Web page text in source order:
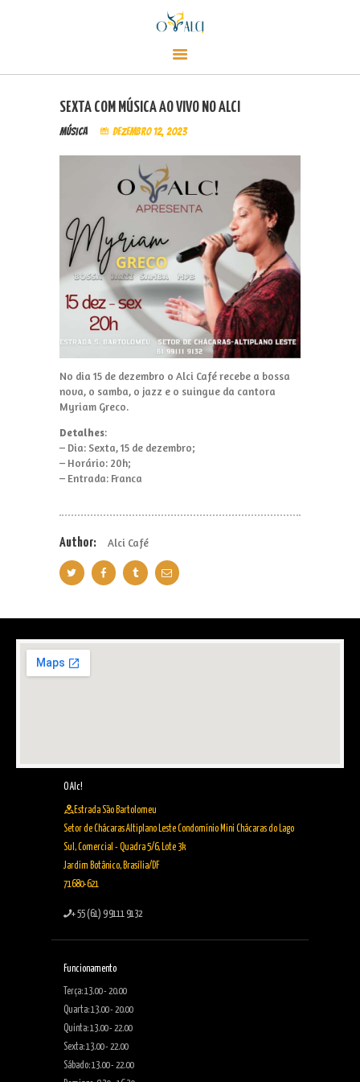
Alci Café
Café, empório e champanharia
SEXTA COM MÚSICA AO VIVO NO ALCI
Música dezembro 12, 2023
No dia 15 de dezembro o Alci Café recebe a bossa
nova, o samba, o jazz e o suingue da cantora
Myriam Greco.
Detalhes:
– Dia: Sexta, 15 de dezembro;
– Horário: 20h;
– Entrada: Franca
Author: Alci Café
O Alc!
Estrada São Bartolomeu
Setor de Chácaras Altiplano Leste Condomínio Mini Chácaras do Lago
Sul, Comercial - Quadra 5/6, Lote 3k
Jardim Botânico, Brasília/DF
71680-621
+ 55 (61) 9 9111 9132
Funcionamento
Terça: 13.00 - 20.00
Quarta: 13.00 - 20.00
Quinta: 13.00 - 22.00
Sexta: 13.00 - 22.00
Sábado: 13.00 - 22.00